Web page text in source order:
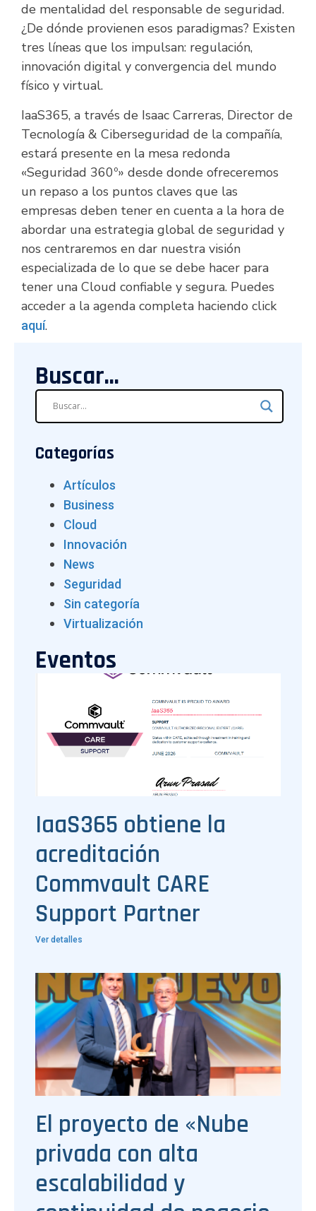
de mentalidad del responsable de seguridad.
¿De dónde provienen esos paradigmas? Existen
tres líneas que los impulsan: regulación,
innovación digital y convergencia del mundo
físico y virtual.
IaaS365, a través de Isaac Carreras, Director de
Tecnología & Ciberseguridad de la compañía,
estará presente en la mesa redonda
«Seguridad 360º» desde donde ofreceremos
un repaso a los puntos claves que las
empresas deben tener en cuenta a la hora de
abordar una estrategia global de seguridad y
nos centraremos en dar nuestra visión
especializada de lo que se debe hacer para
tener una Cloud confiable y segura. Puedes
acceder a la agenda completa haciendo click
aquí.
Buscar...
Categorías
Artículos
Business
Cloud
Innovación
News
Seguridad
Sin categoría
Virtualización
Eventos
IaaS365 obtiene la
acreditación
Commvault CARE
Support Partner
Ver detalles
El proyecto de «Nube
privada con alta
escalabilidad y